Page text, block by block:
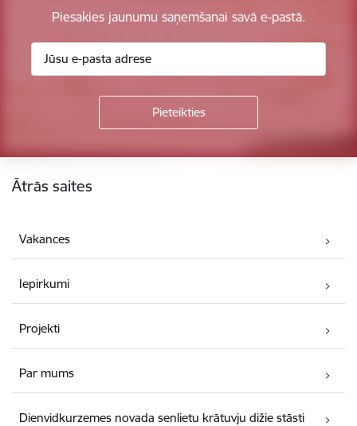
Piesakies jaunumu saņemšanai savā e-pastā.
Ātrās saites
Vakances
Iepirkumi
Projekti
Par mums
Dienvidkurzemes novada senlietu krātuvju dižie stāsti